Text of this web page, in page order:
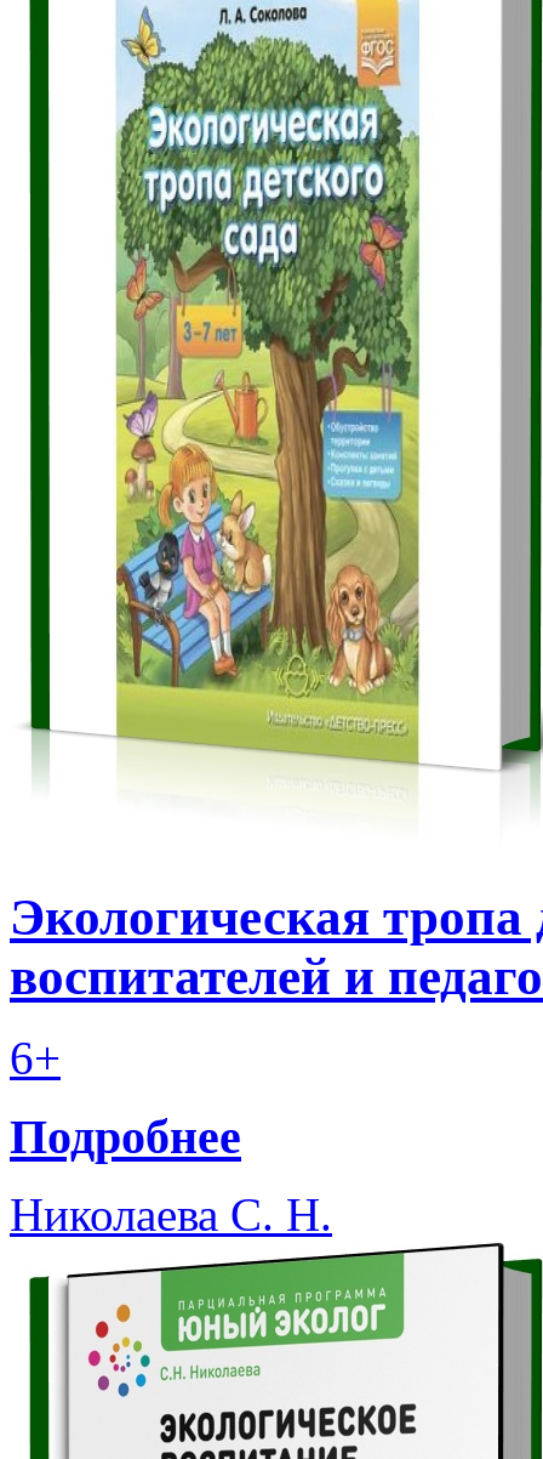
Экологическая тропа
воспитателей и
6+
Подробнее
Николаева С. Н.